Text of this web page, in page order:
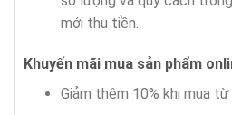
mới thu tiền.
Khuyến mãi mua sản phẩm
Giảm thêm 10% khi mua từ